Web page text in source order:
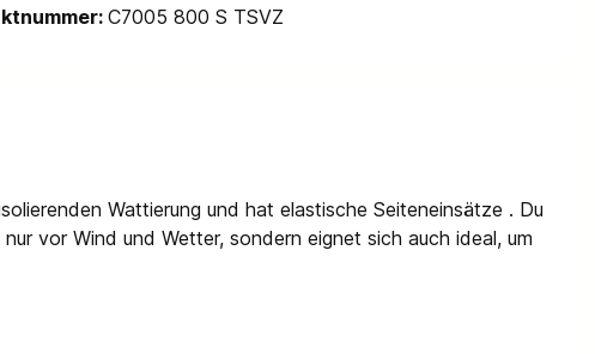
C7005 800 S TSVZ
Wattierung und hat elastische Seiteneinsätze . Du
vor Wind und Wetter, sondern eignet sich auch ideal, um